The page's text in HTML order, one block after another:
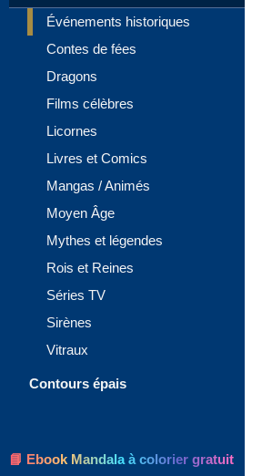
Événements historiques
Contes de fées
Dragons
Films célèbres
Licornes
Livres et Comics
Mangas / Animés
Moyen Âge
Mythes et légendes
Rois et Reines
Séries TV
Sirènes
Vitraux
Contours épais
📘 Ebook Mandala à colorier gratuit